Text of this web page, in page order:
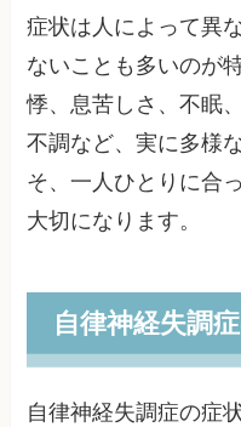
症状は人によって異
ないことも多いのが
悸、息苦しさ、不眠
不調など、実に多様
そ、一人ひとりに合
大切になります。
自律神経失調
自律神経失調症の症